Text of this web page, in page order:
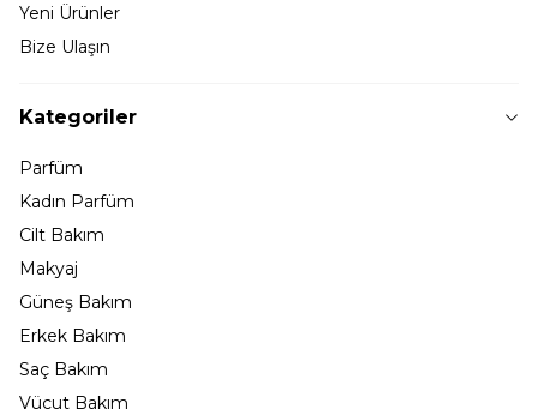
Yeni Ürünler
Bize Ulaşın
Kategoriler
Parfüm
Kadın Parfüm
Cilt Bakım
Makyaj
Güneş Bakım
Erkek Bakım
Saç Bakım
Vücut Bakım